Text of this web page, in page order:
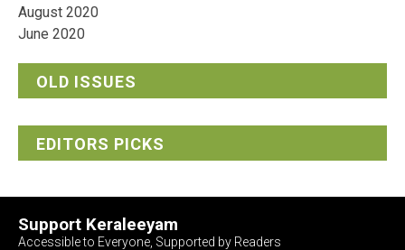
August 2020
June 2020
OLD ISSUES
EDITORS PICKS
Support Keraleeyam
Accessible to Everyone, Supported by Readers